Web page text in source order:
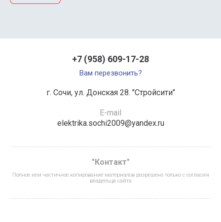
+7 (958) 609-17-28
Вам перезвонить?
г. Сочи, ул. Донская 28. "Стройсити"
E-mail
elektrika.sochi2009@yandex.ru
"Контакт"
Полное или частичное копирование материалов разрешено только с согласия
владельца сайта